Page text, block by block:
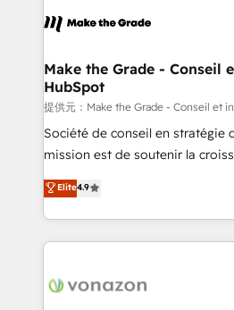
un échange dédié.
day one, our team takes the
strategies that deliver impactful results.
is to empower you to unlock
—faster. Through expert
responsiveness, and ongoing
your team to adopt new
customer engagement.
Make the Grade - Conseil
HubSpot
提供元：Make the Grade - Conseil et
Société de conseil en stratégie
mission est de soutenir la
B2B à travers l’acquisition de
l'intégration CRM et le
auprès de vos comptes existants. En France
l'international, nous travaillons
delà d’une simple
Elite4.9